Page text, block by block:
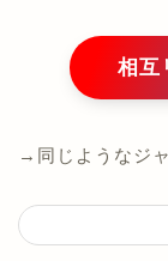
相互
→同じようなジ